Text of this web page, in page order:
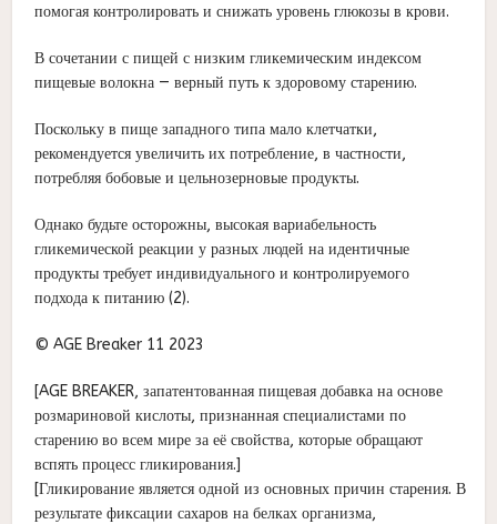
помогая контролировать и снижать уровень глюкозы в крови.
В сочетании с пищей с низким гликемическим индексом
пищевые волокна — верный путь к здоровому старению.
Поскольку в пище западного типа мало клетчатки,
рекомендуется увеличить их потребление, в частности,
потребляя бобовые и цельнозерновые продукты.
Однако будьте осторожны, высокая вариабельность
гликемической реакции у разных людей на идентичные
продукты требует индивидуального и контролируемого
подхода к питанию (2).
© AGE Breaker 11 2023
[AGE BREAKER, запатентованная пищевая добавка на основе
розмариновой кислоты, признанная специалистами по
старению во всем мире за её свойства, которые обращают
вспять процесс гликирования.]
[Гликирование является одной из основных причин старения. В
результате фиксации сахаров на белках организма,